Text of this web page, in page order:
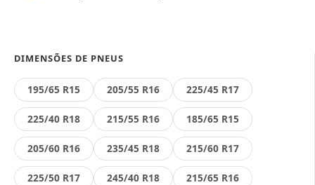
DIMENSÕES DE PNEUS
195/65 R15 205/55 R16 225/45 R17
225/40 R18 215/55 R16 185/65 R15
205/60 R16 235/45 R18 215/60 R17
225/50 R17 245/40 R18 215/65 R16